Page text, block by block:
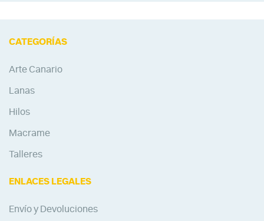
CATEGORÍAS
Arte Canario
Lanas
Hilos
Macrame
Talleres
ENLACES LEGALES
Envío y Devoluciones